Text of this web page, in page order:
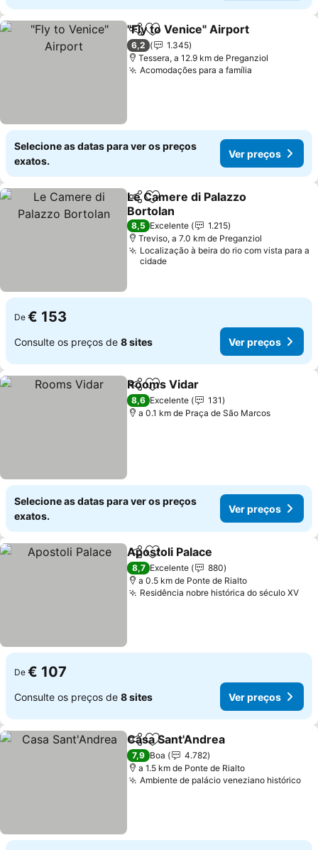
PartilharAdicionar aos favoritos
"Fly to Venice" Airport
6,2
1.345
Tessera, a 12.9 km de Preganziol
Acomodações para a família
Selecione as datas para ver os preços
exatos.
Ver preços
PartilharAdicionar aos favoritos
Le Camere di Palazzo
Bortolan
Ver preços
8,5 Excelente
1.215
Treviso, a 7.0 km de Preganziol
Localização à beira do rio com vista para a
cidade
De € 153
Consulte os preços de 8 sites Ver preços
PartilharAdicionar aos favoritos
Rooms Vidar
8,6 Excelente
131
a 0.1 km de Praça de São Marcos
Selecione as datas para ver os preços
exatos.
Ver preços
PartilharAdicionar aos favoritos
Apostoli Palace
8,7 Excelente
880
a 0.5 km de Ponte de Rialto
Residência nobre histórica do século XV
De € 107
Consulte os preços de 8 sites Ver preços
PartilharAdicionar aos favoritos
Casa Sant'Andrea
7,9 Boa
4.782
a 1.5 km de Ponte de Rialto
Ambiente de palácio veneziano histórico